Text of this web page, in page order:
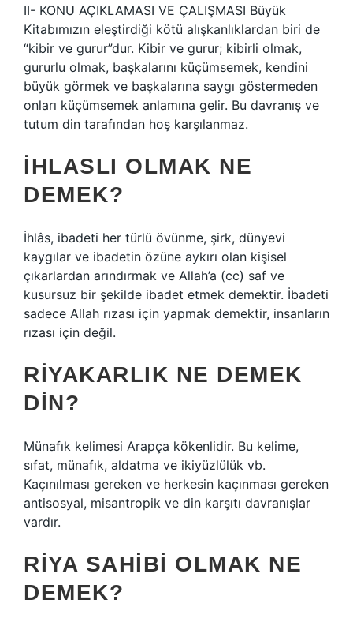
II- KONU AÇIKLAMASI VE ÇALIŞMASI Büyük
Kitabımızın eleştirdiği kötü alışkanlıklardan biri de
“kibir ve gurur”dur. Kibir ve gurur; kibirli olmak,
gururlu olmak, başkalarını küçümsemek, kendini
büyük görmek ve başkalarına saygı göstermeden
onları küçümsemek anlamına gelir. Bu davranış ve
tutum din tarafından hoş karşılanmaz.
İHLASLI OLMAK NE
DEMEK?
İhlâs, ibadeti her türlü övünme, şirk, dünyevi
kaygılar ve ibadetin özüne aykırı olan kişisel
çıkarlardan arındırmak ve Allah’a (cc) saf ve
kusursuz bir şekilde ibadet etmek demektir. İbadeti
sadece Allah rızası için yapmak demektir, insanların
rızası için değil.
RIYAKARLIK NE DEMEK
DIN?
Münafık kelimesi Arapça kökenlidir. Bu kelime,
sıfat, münafık, aldatma ve ikiyüzlülük vb.
Kaçınılması gereken ve herkesin kaçınması gereken
antisosyal, misantropik ve din karşıtı davranışlar
vardır.
RIYA SAHIBI OLMAK NE
DEMEK?